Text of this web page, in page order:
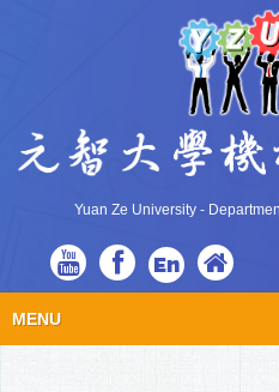
Yuan Ze University -
En
MENU